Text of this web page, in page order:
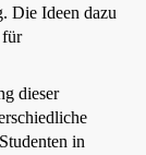
Die Ideen dazu
für
dieser
in